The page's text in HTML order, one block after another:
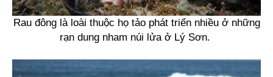
Rau đông là loài thuộc họ tảo phát triển nhiều ở những
rạn dung nham núi lửa ở Lý Sơn.